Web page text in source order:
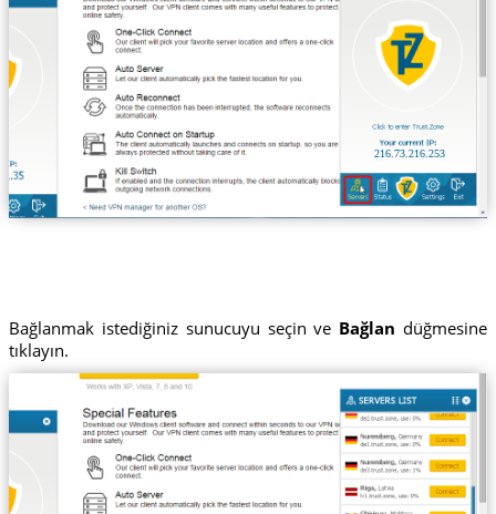
216.73.216.253
Bağlanmak istediğiniz sunucuyu seçin ve Bağlan düğmesine
tıklayın.